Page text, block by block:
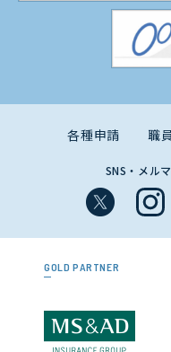
各種申請 職
SNS・メル
GOLD PARTNER